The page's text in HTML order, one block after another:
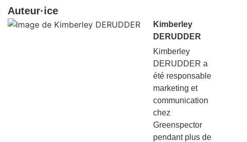
Auteur·ice
Kimberley
DERUDDER
Kimberley
DERUDDER a
été responsable
marketing et
communication
chez
Greenspector
pendant plus de